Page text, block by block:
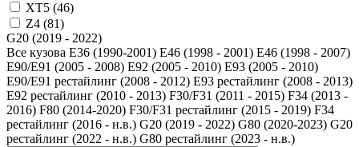
XT5 (46)
Z4 (81)
G20 (2019 - 2022)
Все кузова E36 (1990-2001) Е46 (1998 - 2001) Е46 (1998 - 2007)
E90/E91 (2005 - 2008) Е92 (2005 - 2010) Е93 (2005 - 2010)
E90/E91 рестайлинг (2008 - 2012) Е93 рестайлинг (2008 - 2013)
Е92 рестайлинг (2010 - 2013) F30/F31 (2011 - 2015) F34 (2013 -
2016) F80 (2014-2020) F30/F31 рестайлинг (2015 - 2019) F34
рестайлинг (2016 - н.в.) G20 (2019 - 2022) G80 (2020-2023) G20
рестайлинг (2022 - н.в.) G80 рестайлинг (2023 - н.в.)